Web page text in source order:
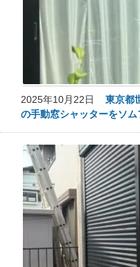
2025年10月22日 東京都
の手動窓シャッターをソ